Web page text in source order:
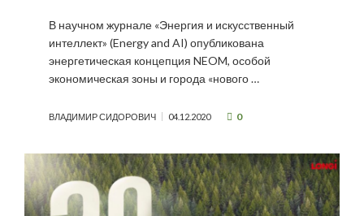
В научном журнале «Энергия и искусственный
интеллект» (Energy and AI) опубликована
энергетическая концепция NEOM, особой
экономическая зоны и города «нового …
ВЛАДИМИР СИДОРОВИЧ 04.12.2020 0